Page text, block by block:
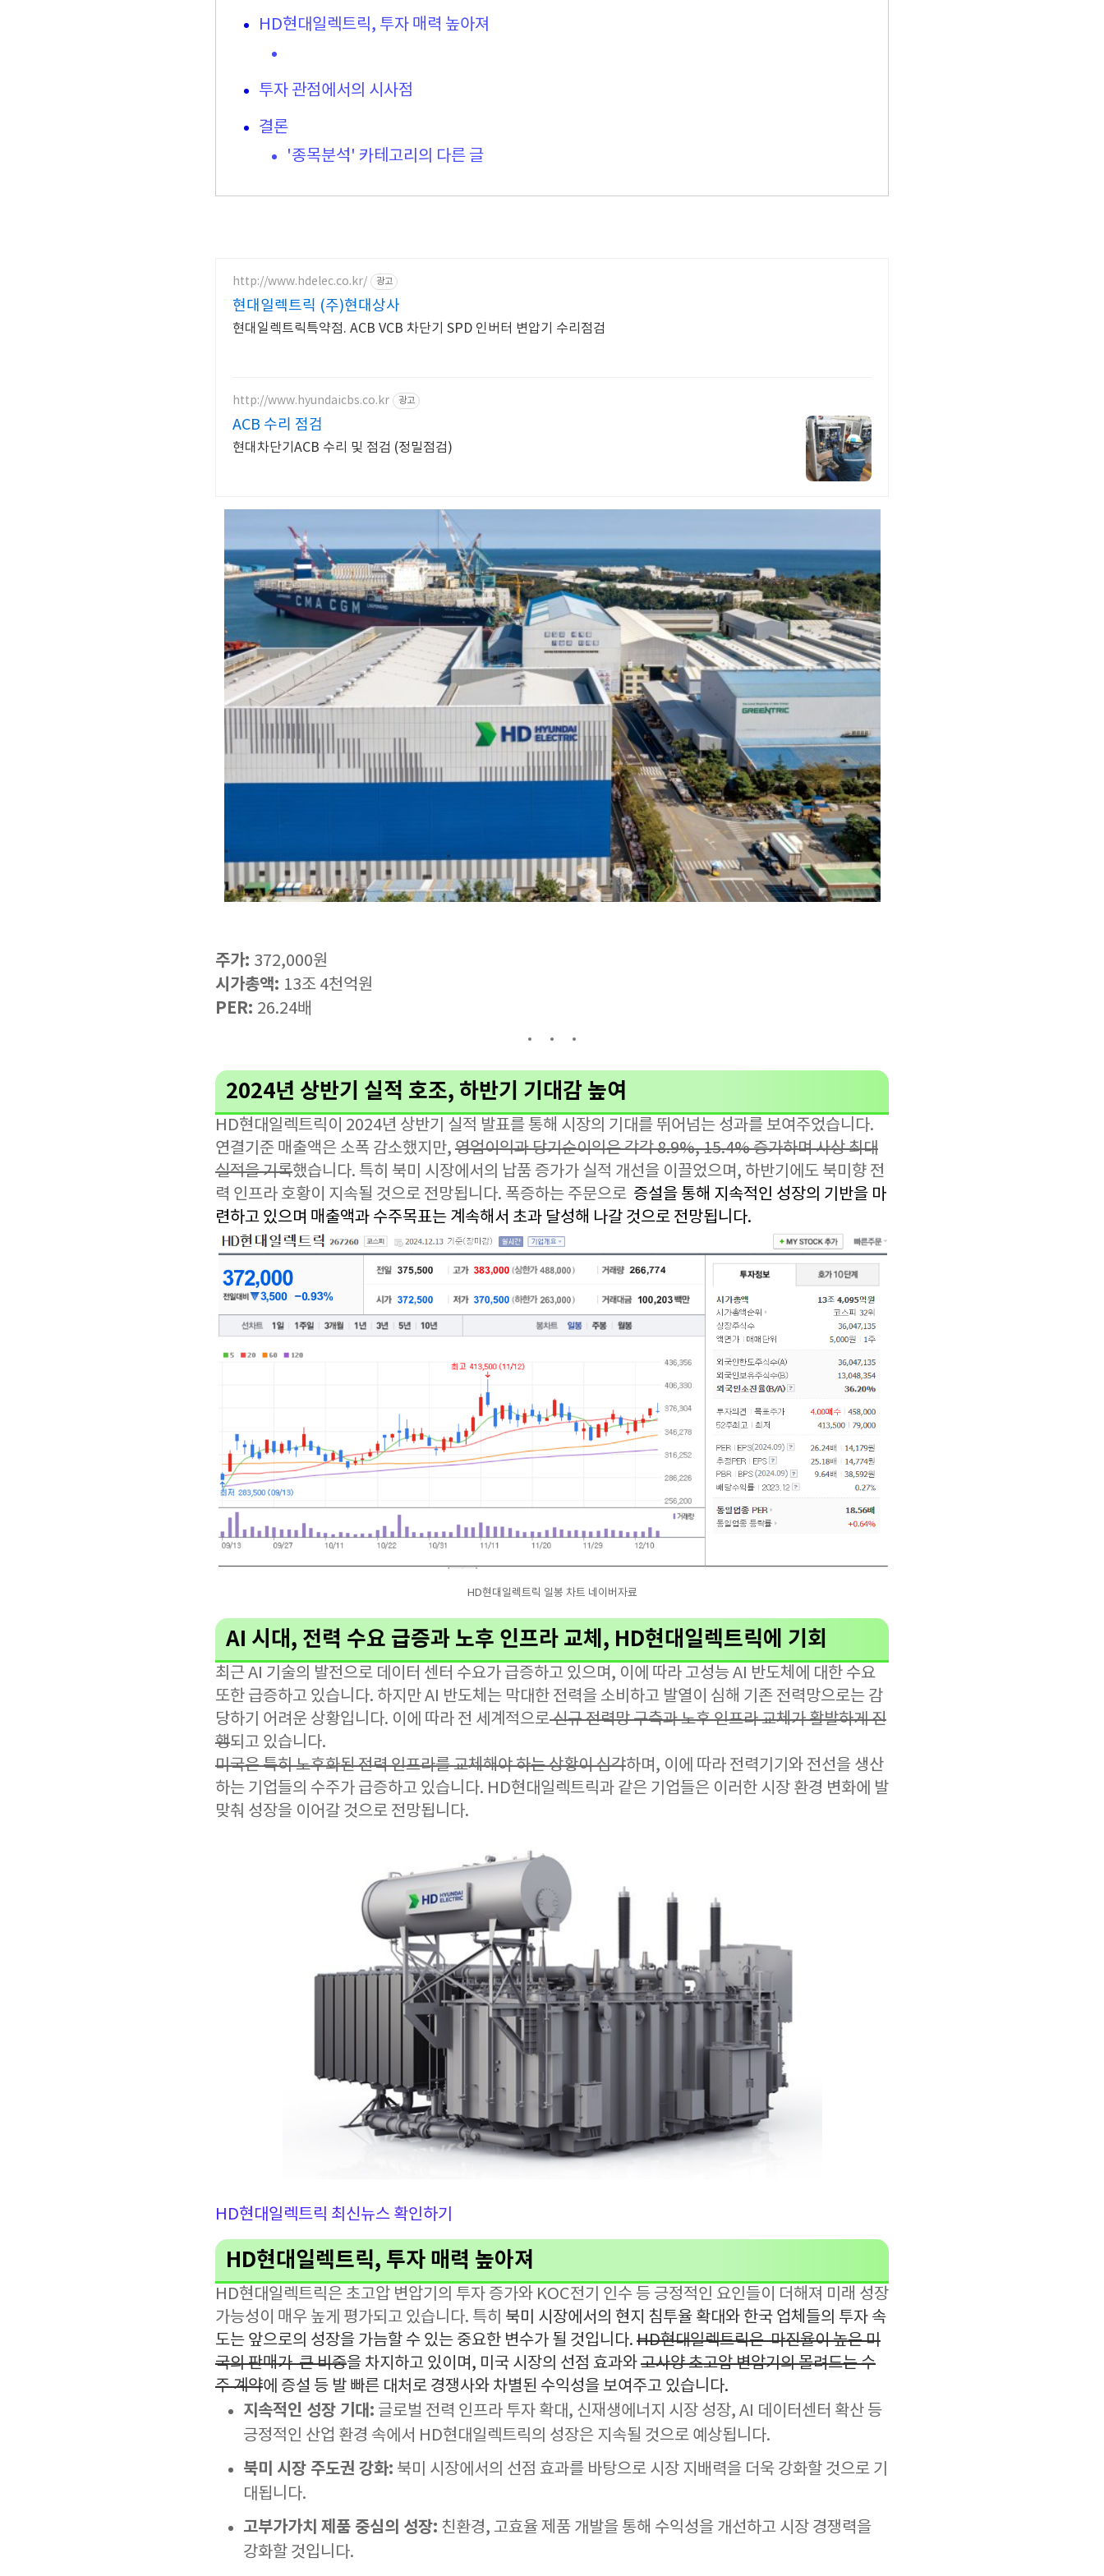
HD현대일렉트릭, 투자 매력 높아져
투자 관점에서의 시사점
결론
'종목분석' 카테고리의 다른 글
http://www.hdelec.co.kr/ 광고
현대일렉트릭 (주)현대상사
현대일렉트릭특약점. ACB VCB 차단기 SPD 인버터 변압기 수리점검
http://www.hyundaicbs.co.kr 광고
ACB 수리 점검
현대차단기ACB 수리 및 점검 (정밀점검)
주가: 372,000원
시가총액: 13조 4천억원
PER: 26.24배
2024년 상반기 실적 호조, 하반기 기대감 높여
HD현대일렉트릭이 2024년 상반기 실적 발표를 통해 시장의 기대를 뛰어넘는 성과를 보여주었습니다.
연결기준 매출액은 소폭 감소했지만, 영업이익과 당기순이익은 각각 8.9%, 15.4% 증가하며 사상 최대
실적을 기록했습니다. 특히 북미 시장에서의 납품 증가가 실적 개선을 이끌었으며, 하반기에도 북미향 전
력 인프라 호황이 지속될 것으로 전망됩니다. 폭증하는 주문으로 증설을 통해 지속적인 성장의 기반을 마
련하고 있으며 매출액과 수주목표는 계속해서 초과 달성해 나갈 것으로 전망됩니다.
HD현대일렉트릭 일봉 차트 네이버자료
AI 시대, 전력 수요 급증과 노후 인프라 교체, HD현대일렉트릭에 기회
최근 AI 기술의 발전으로 데이터 센터 수요가 급증하고 있으며, 이에 따라 고성능 AI 반도체에 대한 수요
또한 급증하고 있습니다. 하지만 AI 반도체는 막대한 전력을 소비하고 발열이 심해 기존 전력망으로는 감
당하기 어려운 상황입니다. 이에 따라 전 세계적으로신규 전력망 구축과 노후 인프라 교체가 활발하게 진
행되고 있습니다.
미국은 특히 노후화된 전력 인프라를 교체해야 하는 상황이 심각하며, 이에 따라 전력기기와 전선을 생산
하는 기업들의 수주가 급증하고 있습니다. HD현대일렉트릭과 같은 기업들은 이러한 시장 환경 변화에 발
맞춰 성장을 이어갈 것으로 전망됩니다.
HD현대일렉트릭 최신뉴스 확인하기
HD현대일렉트릭, 투자 매력 높아져
HD현대일렉트릭은 초고압 변압기의 투자 증가와 KOC전기 인수 등 긍정적인 요인들이 더해져 미래 성장
가능성이 매우 높게 평가되고 있습니다. 특히 북미 시장에서의 현지 침투율 확대와 한국 업체들의 투자 속
도는 앞으로의 성장을 가늠할 수 있는 중요한 변수가 될 것입니다. HD현대일렉트릭은마진율이 높은 미
국의 판매가 큰 비중을 차지하고 있이며, 미국 시장의 선점 효과와고사양 초고압 변압기의 몰려드는 수
주 계약에 증설 등 발 빠른 대처로 경쟁사와 차별된 수익성을 보여주고 있습니다.
지속적인 성장 기대: 글로벌 전력 인프라 투자 확대, 신재생에너지 시장 성장, AI 데이터센터 확산 등
긍정적인 산업 환경 속에서 HD현대일렉트릭의 성장은 지속될 것으로 예상됩니다.
북미 시장 주도권 강화: 북미 시장에서의 선점 효과를 바탕으로 시장 지배력을 더욱 강화할 것으로 기
대됩니다.
고부가가치 제품 중심의 성장: 친환경, 고효율 제품 개발을 통해 수익성을 개선하고 시장 경쟁력을
강화할 것입니다.